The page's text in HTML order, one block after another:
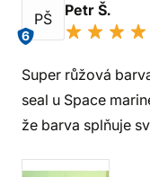
PŠ
6
Petr Š.
Super růžová
seal u Space
že barva splňuje